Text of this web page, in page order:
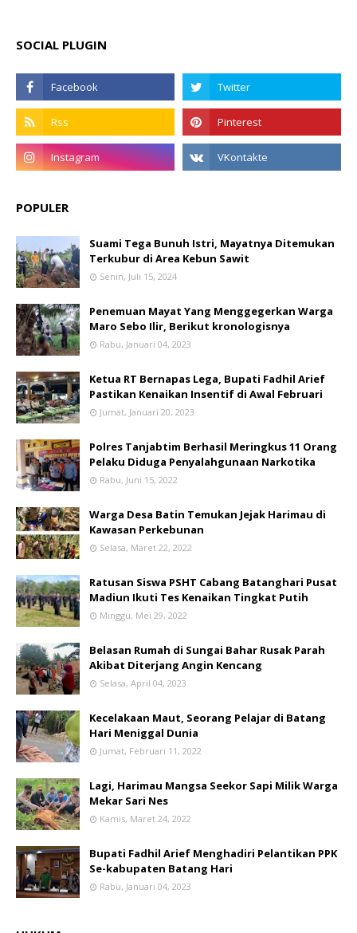
SOCIAL PLUGIN
POPULER
Suami Tega Bunuh Istri, Mayatnya Ditemukan
Terkubur di Area Kebun Sawit
Senin, Juli 15, 2024
Penemuan Mayat Yang Menggegerkan Warga
Maro Sebo Ilir, Berikut kronologisnya
Rabu, Januari 04, 2023
Ketua RT Bernapas Lega, Bupati Fadhil Arief
Pastikan Kenaikan Insentif di Awal Februari
Jumat, Januari 20, 2023
Polres Tanjabtim Berhasil Meringkus 11 Orang
Pelaku Diduga Penyalahgunaan Narkotika
Rabu, Juni 15, 2022
Warga Desa Batin Temukan Jejak Harimau di
Kawasan Perkebunan
Selasa, Maret 22, 2022
Ratusan Siswa PSHT Cabang Batanghari Pusat
Madiun Ikuti Tes Kenaikan Tingkat Putih
Minggu, Mei 29, 2022
Belasan Rumah di Sungai Bahar Rusak Parah
Akibat Diterjang Angin Kencang
Selasa, April 04, 2023
Kecelakaan Maut, Seorang Pelajar di Batang
Hari Meniggal Dunia
Jumat, Februari 11, 2022
Lagi, Harimau Mangsa Seekor Sapi Milik Warga
Mekar Sari Nes
Kamis, Maret 24, 2022
Bupati Fadhil Arief Menghadiri Pelantikan PPK
Se-kabupaten Batang Hari
Rabu, Januari 04, 2023